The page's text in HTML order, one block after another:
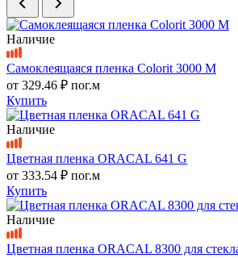
Наличие
Самоклеящаяся пленка Colorit 3000 M
от 329.46 ₽ пог.м
Купить
Наличие
Цветная пленка ORACAL 641 G
от 333.54 ₽ пог.м
Купить
Наличие
Цветная пленка ORACAL 8300 для